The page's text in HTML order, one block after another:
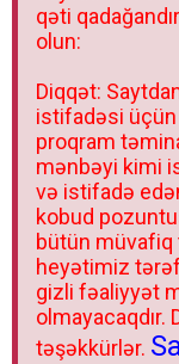
qəti
olun:
Diqqət:
istifadəsi üçün
proqram
mənbəyi kimi
və istifadə
kobud
bütün
heyətimiz
gizli fəaliyyət
təşəkkürlər.